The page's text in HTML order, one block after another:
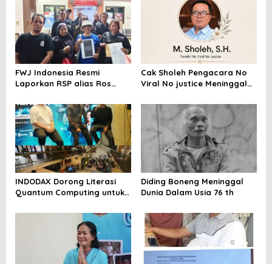
FWJ Indonesia Resmi
Laporkan RSP alias Ros
Cak Sholeh Pengacara No
Viral No justice Meninggal
INDODAX Dorong Literasi
Quantum Computing untuk
Blockchain
Diding Boneng Meninggal
Dunia Dalam Usia 76 th